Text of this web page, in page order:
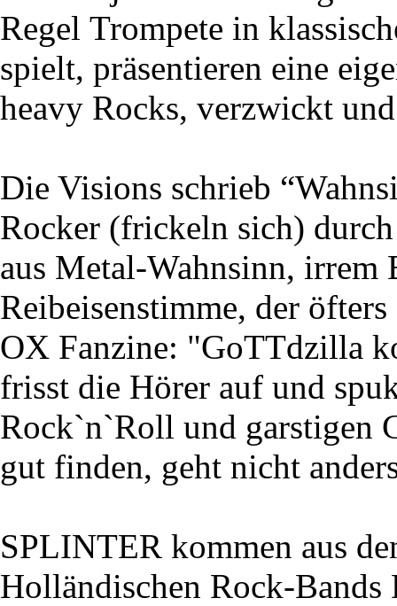
Regel Trompete in
spielt, präsentieren eine
heavy Rocks, verzwickt
Die Visions schrieb
Rocker (frickeln sich)
aus Metal-Wahnsinn, irrem
Reibeisenstimme, der
OX Fanzine: "GoTTdzilla
frisst die Hörer auf und
Rock`n`Roll und garstigen
gut finden, geht nicht
SPLINTER kommen aus
Holländischen Rock-